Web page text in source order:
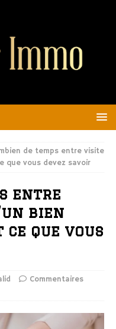
de temps entre visite
que vous devez savoir
entre
bien
que vous
Commentaires